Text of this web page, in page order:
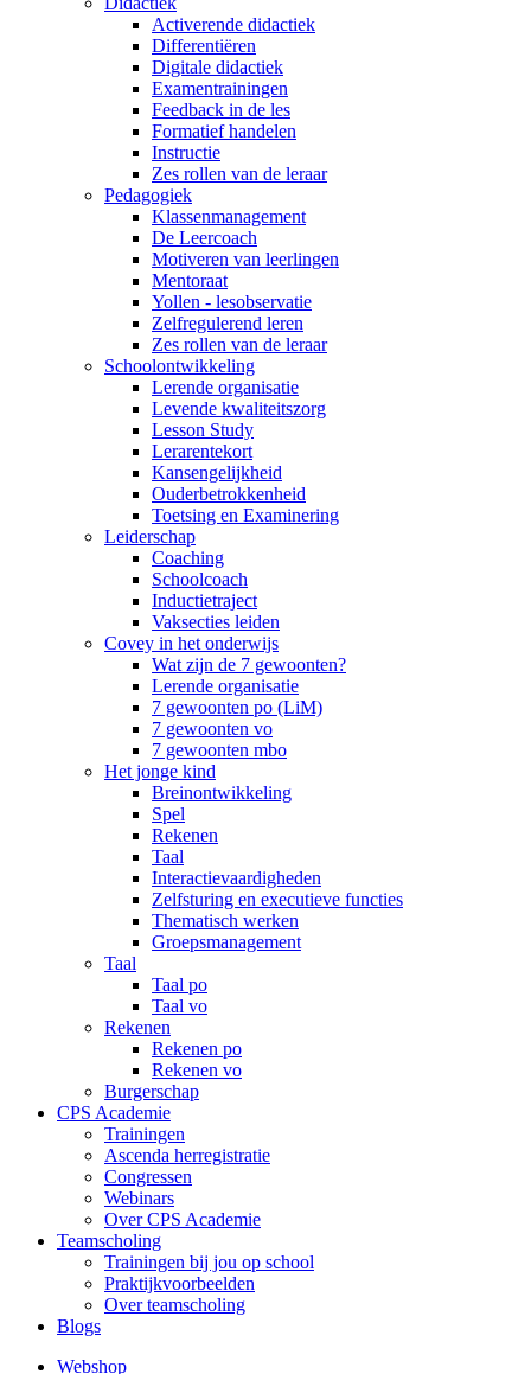
Activerende didactiek
Differentiëren
Digitale didactiek
Examentrainingen
Feedback in de les
Formatief handelen
Instructie
Zes rollen van de leraar
Pedagogiek
Klassenmanagement
De Leercoach
Motiveren van leerlingen
Mentoraat
Yollen - lesobservatie
Zelfregulerend leren
Zes rollen van de leraar
Schoolontwikkeling
Lerende organisatie
Levende kwaliteitszorg
Lesson Study
Lerarentekort
Kansengelijkheid
Ouderbetrokkenheid
Toetsing en Examinering
Leiderschap
Coaching
Schoolcoach
Inductietraject
Vaksecties leiden
Covey in het onderwijs
Wat zijn de 7 gewoonten?
Lerende organisatie
7 gewoonten po (LiM)
7 gewoonten vo
7 gewoonten mbo
Het jonge kind
Breinontwikkeling
Spel
Rekenen
Taal
Interactievaardigheden
Zelfsturing en executieve functies
Thematisch werken
Groepsmanagement
Taal
Taal po
Taal vo
Rekenen
Rekenen po
Rekenen vo
Burgerschap
CPS Academie
Trainingen
Ascenda herregistratie
Congressen
Webinars
Over CPS Academie
Teamscholing
Trainingen bij jou op school
Praktijkvoorbeelden
Over teamscholing
Blogs
Webshop